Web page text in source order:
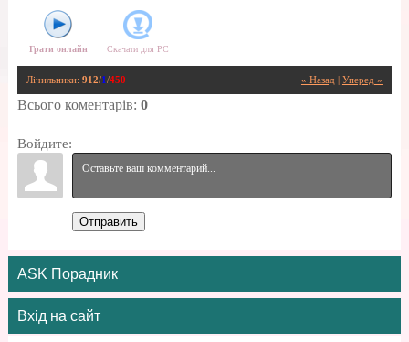
Грати онлайн Скачати для PC
« Назад Уперед »
Лічильники: 912/1 /450
Всього коментарів: 0
Войдите:
Отправить
ASK Порадник
Вхід на сайт